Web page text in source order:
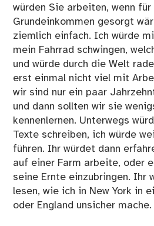
würden Sie arbeiten, wenn für
Grundeinkommen gesorgt
ziemlich einfach. Ich würde
mein Fahrrad schwingen,
und würde durch die Welt
erst einmal nicht viel mit
wir sind nur ein paar
und dann sollten wir sie
kennenlernen. Unterwegs
Texte schreiben, ich würde
führen. Ihr würdet dann
auf einer Farm arbeite, oder
seine Ernte einzubringen. Ihr
lesen, wie ich in New York in
oder England unsicher mache.